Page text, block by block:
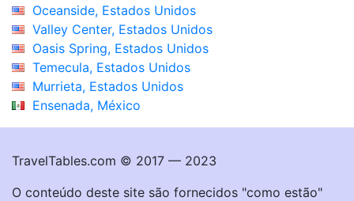
Oceanside, Estados Unidos
Valley Center, Estados Unidos
Oasis Spring, Estados Unidos
Temecula, Estados Unidos
Murrieta, Estados Unidos
Ensenada, México
TravelTables.com © 2017 — 2023
O conteúdo deste site são fornecidos "como estão"